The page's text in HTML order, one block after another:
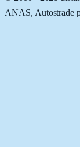
ANAS, Autostrade